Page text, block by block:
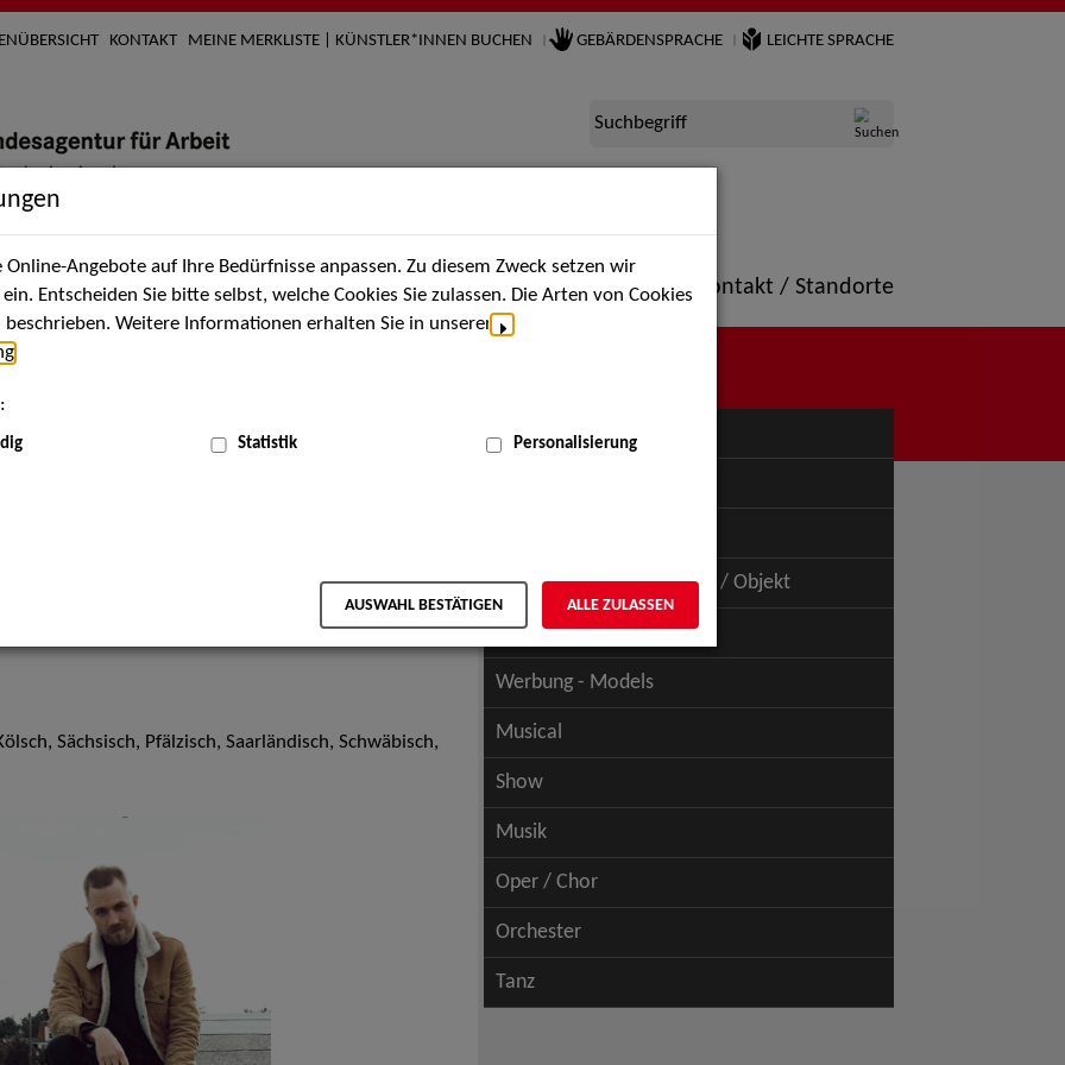
KONTAKT MEINE MERKLISTE | KÜNSTLER*INNEN BUCHEN GEBÄRDENSPRACHE LEICHTE SPRACHE
Suchbegriff
Künstler*innen Über uns Aktuelles Termine Portfolio Kontakt / Standorte
Sächsisch, Pfälzisch, Saarländisch, Schwäbisch,
MENÜ
Schauspiel - Figur / Puppe / Objekt
Werbung - Talents
Werbung - Models
Musical
Show
Musik
Oper / Chor
Orchester
Tanz
Angebote auf Ihre Bedürfnisse anpassen. Zu diesem Zweck setzen wir
Entscheiden Sie bitte selbst, welche Cookies Sie zulassen. Die Arten von Cookies
Weitere Informationen erhalten Sie in unserer
Statistik Personalisierung
AUSWAHL BESTÄTIGEN ALLE ZULASSEN